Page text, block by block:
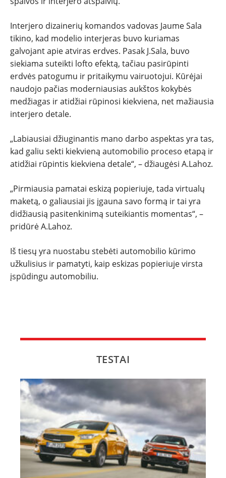
Interjero dizainerių komandos vadovas Jaume Sala
tikino, kad modelio interjeras buvo kuriamas
galvojant apie atviras erdves. Pasak J.Sala, buvo
siekiama suteikti lofto efektą, tačiau pasirūpinti
erdvės patogumu ir pritaikymu vairuotojui. Kūrėjai
naudojo pačias moderniausias aukštos kokybės
medžiagas ir atidžiai rūpinosi kiekviena, net mažiausia
interjero detale.
„Labiausiai džiuginantis mano darbo aspektas yra tas,
kad galiu sekti kiekvieną automobilio proceso etapą ir
atidžiai rūpintis kiekviena detale“, – džiaugėsi A.Lahoz.
„Pirmiausia pamatai eskizą popieriuje, tada virtualų
maketą, o galiausiai jis įgauna savo formą ir tai yra
didžiausią pasitenkinimą suteikiantis momentas“, –
pridūrė A.Lahoz.
Iš tiesų yra nuostabu stebėti automobilio kūrimo
užkulisius ir pamatyti, kaip eskizas popieriuje virsta
įspūdingu automobiliu.
TESTAI